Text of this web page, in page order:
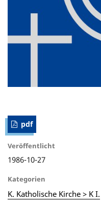
pdf
Veröffentlicht
1986-10-27
Kategorien
K. Katholische Kirche > K I.